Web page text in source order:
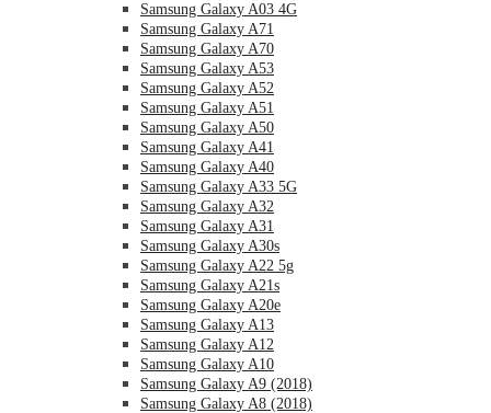
Samsung Galaxy A03 4G
Samsung Galaxy A71
Samsung Galaxy A70
Samsung Galaxy A53
Samsung Galaxy A52
Samsung Galaxy A51
Samsung Galaxy A50
Samsung Galaxy A41
Samsung Galaxy A40
Samsung Galaxy A33 5G
Samsung Galaxy A32
Samsung Galaxy A31
Samsung Galaxy A30s
Samsung Galaxy A22 5g
Samsung Galaxy A21s
Samsung Galaxy A20e
Samsung Galaxy A13
Samsung Galaxy A12
Samsung Galaxy A10
Samsung Galaxy A9 (2018)
Samsung Galaxy A8 (2018)